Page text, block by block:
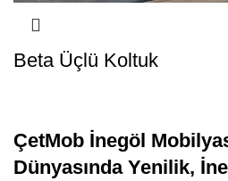
Beta Üçlü Koltuk
ÇetMob İnegöl
Dünyasında Yenilik,